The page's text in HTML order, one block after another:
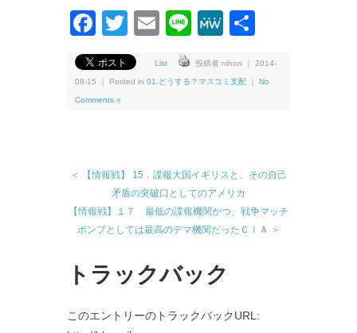
Facebook
Twitter
EmailLineMeWe
List 投稿者 nihon ｜ 2014-
08-15 ｜ Posted in 01.どうする？マスコミ支配 No
Comments »
＜ 【情報戦】 15．諜報大国イギリスと、その自己
矛盾の突破口としてのアメリカ
【情報戦】１７ 最低の諜報機関かつ、戦争マッチ
ポンプとしては最高のデマ機関だったＣＩＡ ＞
トラックバック
このエントリーのトラックバックURL: